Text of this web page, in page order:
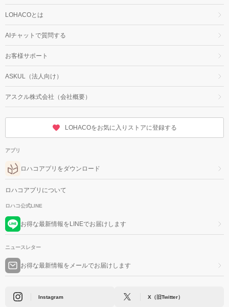
LOHACOとは
AIチャットで質問する
お客様サポート
ASKUL（法人向け）
アスクル株式会社（会社概要）
LOHACOをお気に入りストアに登録する
アプリ
ロハコアプリをダウンロード
ロハコアプリについて
ロハコ公式LINE
お得な最新情報をLINEでお届けします
ニュースレター
お得な最新情報をメールでお届けします
Instagram X（旧Twitter）